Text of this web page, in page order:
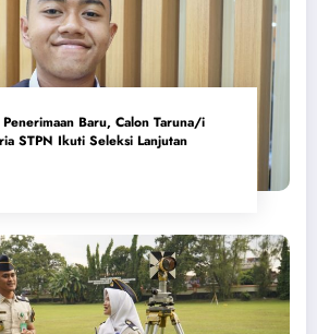
Penerimaan Baru, Calon Taruna/i
STPN Ikuti Seleksi Lanjutan